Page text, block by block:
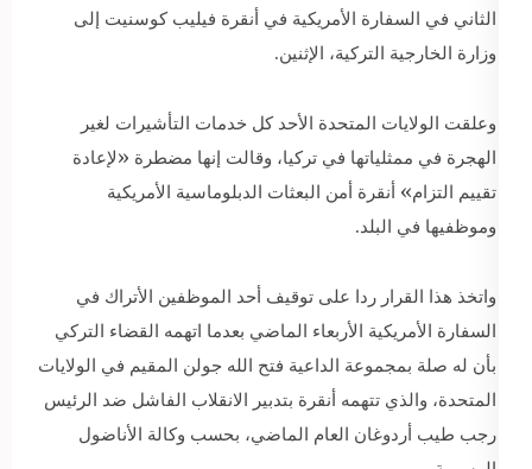
الثاني في السفارة الأمريكية في أنقرة فيليب كوسنيت إلى
وزارة الخارجية التركية، الإثنين.
وعلقت الولايات المتحدة الأحد كل خدمات التأشيرات لغير
الهجرة في ممثلياتها في تركيا، وقالت إنها مضطرة «لإعادة
تقييم التزام» أنقرة أمن البعثات الدبلوماسية الأمريكية
وموظفيها في البلد.
واتخذ هذا القرار ردا على توقيف أحد الموظفين الأتراك في
السفارة الأمريكية الأربعاء الماضي بعدما اتهمه القضاء التركي
بأن له صلة بمجموعة الداعية فتح الله جولن المقيم في الولايات
المتحدة، والذي تتهمه أنقرة بتدبير الانقلاب الفاشل ضد الرئيس
رجب طيب أردوغان العام الماضي، بحسب وكالة الأناضول